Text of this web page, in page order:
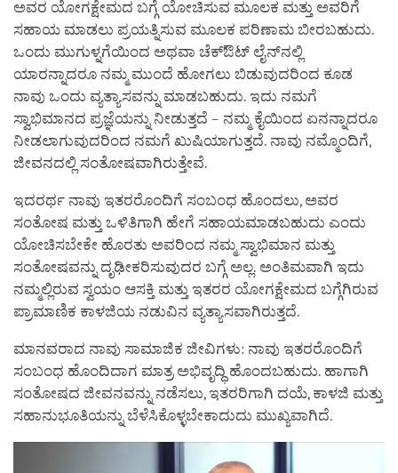
ಅವರ ಯೋಗಕ್ಷೇಮದ ಬಗ್ಗೆ ಯೋಚಿಸುವ ಮೂಲಕ ಮತ್ತು ಅವರಿಗೆ
ಸಹಾಯ ಮಾಡಲು ಪ್ರಯತ್ನಿಸುವ ಮೂಲಕ ಪರಿಣಾಮ ಬೀರಬಹುದು.
ಒಂದು ಮುಗುಳ್ನಗೆಯಿಂದ ಅಥವಾ ಚೆಕ್‌ಔಟ್ ಲೈನ್‌ನಲ್ಲಿ
ಯಾರನ್ನಾದರೂ ನಮ್ಮ ಮುಂದೆ ಹೋಗಲು ಬಿಡುವುದರಿಂದ ಕೂಡ
ನಾವು ಒಂದು ವ್ಯತ್ಯಾಸವನ್ನು ಮಾಡಬಹುದು. ಇದು ನಮಗೆ
ಸ್ವಾಭಿಮಾನದ ಪ್ರಜ್ಞೆಯನ್ನು ನೀಡುತ್ತದೆ – ನಮ್ಮ ಕೈಯಿಂದ ಏನನ್ನಾದರೂ
ನೀಡಲಾಗುವುದರಿಂದ ನಮಗೆ ಖುಷಿಯಾಗುತ್ತದೆ. ನಾವು ನಮ್ಮೊಂದಿಗೆ,
ಜೀವನದಲ್ಲಿ ಸಂತೋಷವಾಗಿರುತ್ತೇವೆ.
ಇದರರ್ಥ ನಾವು ಇತರರೊಂದಿಗೆ ಸಂಬಂಧ ಹೊಂದಲು, ಅವರ
ಸಂತೋಷ ಮತ್ತು ಒಳಿತಿಗಾಗಿ ಹೇಗೆ ಸಹಾಯಮಾಡಬಹುದು ಎಂದು
ಯೋಚಿಸಬೇಕೇ ಹೊರತು ಅವರಿಂದ ನಮ್ಮ ಸ್ವಾಭಿಮಾನ ಮತ್ತು
ಸಂತೋಷವನ್ನು ದೃಢೀಕರಿಸುವುದರ ಬಗ್ಗೆ ಅಲ್ಲ. ಅಂತಿಮವಾಗಿ ಇದು
ನಮ್ಮಲ್ಲಿರುವ ಸ್ವಯಂ ಆಸಕ್ತಿ ಮತ್ತು ಇತರರ ಯೋಗಕ್ಷೇಮದ ಬಗ್ಗೆಗಿರುವ
ಪ್ರಾಮಾಣಿಕ ಕಾಳಜಿಯ ನಡುವಿನ ವ್ಯತ್ಯಾಸವಾಗಿರುತ್ತದೆ.
ಮಾನವರಾದ ನಾವು ಸಾಮಾಜಿಕ ಜೀವಿಗಳು: ನಾವು ಇತರರೊಂದಿಗೆ
ಸಂಬಂಧ ಹೊಂದಿದಾಗ ಮಾತ್ರ ಅಭಿವೃದ್ಧಿ ಹೊಂದಬಹುದು. ಹಾಗಾಗಿ
ಸಂತೋಷದ ಜೀವನವನ್ನು ನಡೆಸಲು, ಇತರರಿಗಾಗಿ ದಯೆ, ಕಾಳಜಿ ಮತ್ತು
ಸಹಾನುಭೂತಿಯನ್ನು ಬೆಳೆಸಿಕೊಳ್ಳಬೇಕಾದುದು ಮುಖ್ಯವಾಗಿದೆ.